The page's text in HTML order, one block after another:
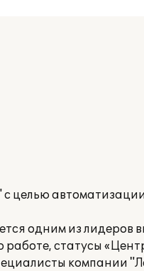
целью
одним из лидеров
статусы
компании